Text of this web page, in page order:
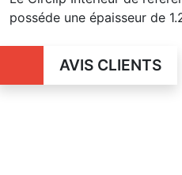
posséde une épaisseur de
AVIS CLIENTS